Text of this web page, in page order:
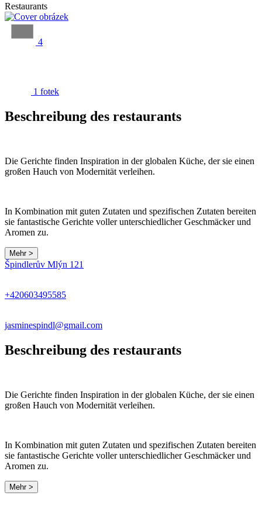
Restaurants
4
1 fotek
Beschreibung des restaurants
Die Gerichte finden Inspiration in der globalen Küche, der sie einen
großen Hauch von Modernität verleihen.
In Kombination mit guten Zutaten und spezifischen Zutaten bereiten
sie fantastische Gerichte voller unterschiedlicher Geschmäcker und
Aromen zu.
Mehr >
Špindlerův Mlýn 121
+420603495585
jasminespindl@gmail.com
Beschreibung des restaurants
Die Gerichte finden Inspiration in der globalen Küche, der sie einen
großen Hauch von Modernität verleihen.
In Kombination mit guten Zutaten und spezifischen Zutaten bereiten
sie fantastische Gerichte voller unterschiedlicher Geschmäcker und
Aromen zu.
Mehr >